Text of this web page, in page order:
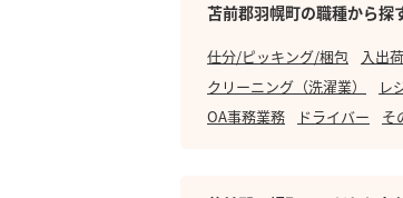
苫前郡羽幌町の職種から探
仕分/ピッキング/梱包 入出
クリーニング（洗濯業）
レ
OA事務業務
ドライバー そ